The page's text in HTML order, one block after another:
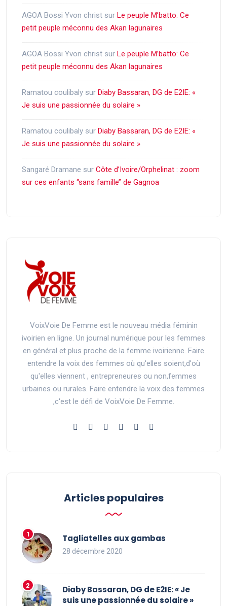
AGOA Bossi Yvon christ sur Le peuple M’batto: Ce
petit peuple méconnu des Akan lagunaires
AGOA Bossi Yvon christ sur Le peuple M’batto: Ce
petit peuple méconnu des Akan lagunaires
Ramatou coulibaly sur Diaby Bassaran, DG de E2IE: «
Je suis une passionnée du solaire »
Ramatou coulibaly sur Diaby Bassaran, DG de E2IE: «
Je suis une passionnée du solaire »
Sangaré Dramane sur Côte d’Ivoire/Orphelinat : zoom
sur ces enfants ‘‘sans famille’’ de Gagnoa
VoixVoie De Femme est le nouveau média féminin
ivoirien en ligne. Un journal numérique pour les femmes
en général et plus proche de la femme ivoirienne. Faire
entendre la voix des femmes où qu'elles soient,d'où
qu'elles viennent , entrepreneures ou non,femmes
urbaines ou rurales. Faire entendre la voix des femmes
,c'est le défi de VoixVoie De Femme.
Articles populaires
Tagliatelles aux gambas
28 décembre 2020
Diaby Bassaran, DG de E2IE: « Je
suis une passionnée du solaire »